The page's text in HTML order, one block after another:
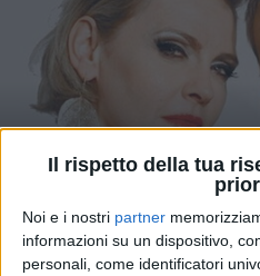
Il rispetto della tua
Noi e i nostri partner
informazioni su un dispositivo,
personali, come identificatori
CON BEPPE VESSICCHIO 09